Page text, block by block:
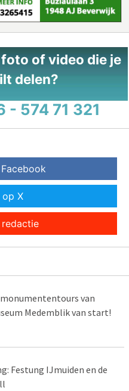
of video die je
delen?
- 574 71 321
op X
van
Medemblik van start!
Festung IJmuiden en de